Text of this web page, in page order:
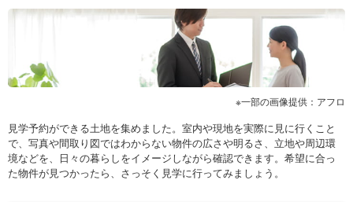
一部の画像提供：アフロ
見学予約ができる土地を集めました。室内や現地を実際に見に行くこと
で、写真や間取り図ではわからない物件の広さや明るさ、立地や周辺環
境などを、日々の暮らしをイメージしながら確認できます。希望に合っ
た物件が見つかったら、さっそく見学に行ってみましょう。